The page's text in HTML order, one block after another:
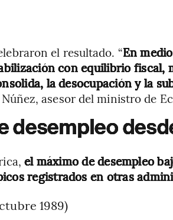
el resultado. “En
con equilibrio fiscal,
la desocupación y la
asesor del ministro de
desempleo
el máximo de desempleo
registrados en otras
1989)